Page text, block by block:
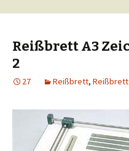
Reißbrett A3
2
27 Reißbrett, Reißbrett